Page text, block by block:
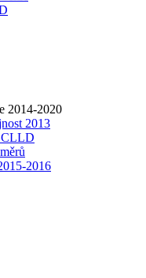
2014-2020
2013
2016